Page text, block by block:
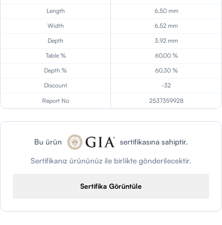
Length
6,50 mm
Width
6,52 mm
Depth
3,92 mm
Table %
60,00 %
Depth %
60,30 %
Discount
-32
Report No 2537359928
Bu ürün
sertifikasına sahiptir.
Sertifikanız ürününüz ile birlikte gönderilecektir.
Sertifika Görüntüle